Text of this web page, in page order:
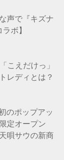
声で『キズナ
ボ】
こえだけっ」
レディとは？
のポップアッ
定オープン
唄サウの新商